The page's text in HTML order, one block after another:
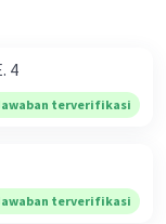
E. 4
terverifikasi
terverifikasi